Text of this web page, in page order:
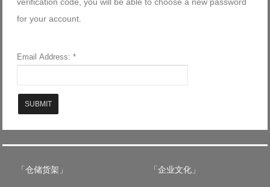
for your account.
Email Address: *
SUBMIT
「仓储货架」 「企业文化」